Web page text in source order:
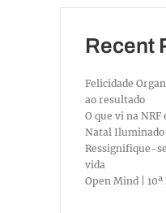
Recent
Felicidade
ao resultado
O que vi na
Natal Iluminado
Ressignifique-
vida
Open Mind | 10ª